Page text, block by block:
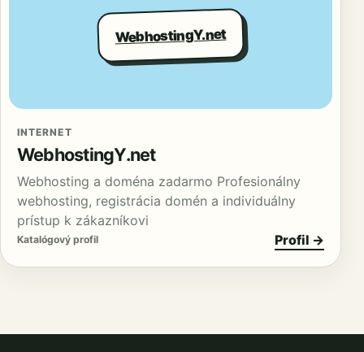
WebhostingY.net
INTERNET
WebhostingY.net
Webhosting a doména zadarmo Profesionálny
webhosting, registrácia domén a individuálny
prístup k zákazníkovi
Katalógový profil Profil →